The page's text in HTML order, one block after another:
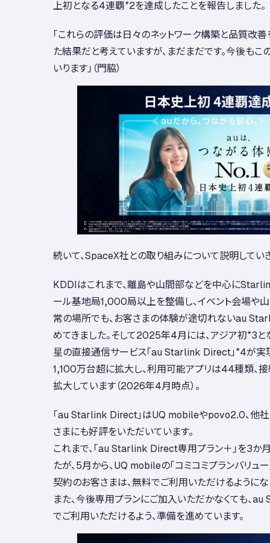
上初となる4連覇*2を達成したことを報告しました。
「これらの評価は日々のネットワーク構築と品質改
た結果だと考えていますが、まだまだです。今後も
いります」（門脇）
続いて、SpaceX社との取り組みについて説明してい
KDDIはこれまで、離島や山間部などを中心に
ール基地局1,000局以上を整備し、イベント会場や
常の場所でも、お客さまの体験が途切れないau
めてきました。そして2025年4月には、アジア初*3
星の直接通信サービス「au Starlink Direct」*4が実
1,100万台超に拡大し、利用可能アプリは44種類、
拡大しています（2026年4月時点）。
「au Starlink Direct」はUQ mobileやpovo2.0、他
さまにも好評をいただいています。
これまで、「au Starlink Direct専用プラン＋」を3か
たが、5月から、UQ mobileの「コミコミプランバリュー
契約のお客さまは、無料でご利用いただけるようにな
また、今後専用プランにご加入いただかなくても、
でご利用いただけるよう、準備を進めています。